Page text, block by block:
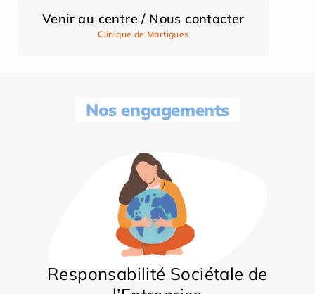
Venir au centre / Nous contacter
Clinique de Martigues
Nos engagements
Responsabilité Sociétale de